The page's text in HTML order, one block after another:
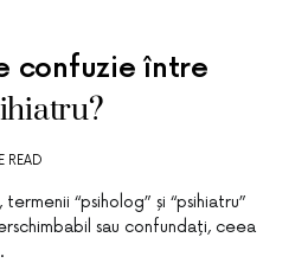
confuzie între
READ
“psiholog” și “psihiatru”
sau confundați, ceea